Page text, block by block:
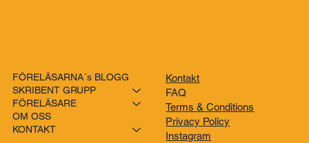
FÖRELÄSARNA´s BLOGG
SKRIBENT GRUPP
FÖRELÄSARE
OM OSS
KONTAKT
Kontakt
FAQ
Terms & Conditions
Privacy Policy
Instagram